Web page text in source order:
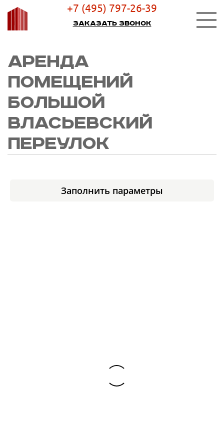
+7 (495) 797-26-39
Заказать звонок
АРЕНДА
ПОМЕЩЕНИЙ
БОЛЬШОЙ
ВЛАСЬЕВСКИЙ
ПЕРЕУЛОК
Заполнить параметры